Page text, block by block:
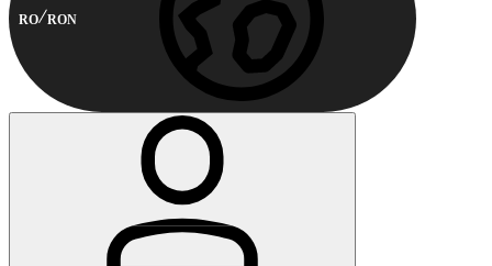
RO RON